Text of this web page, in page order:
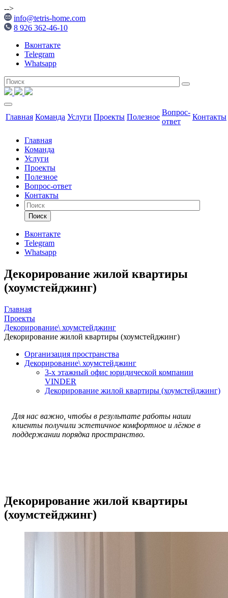
-->
info@tetris-home.com
8 926 362-46-10
Вконтакте
Telegram
Whatsapp
Главная Команда Услуги Проекты Полезное
Вопрос-
ответ
Контакты
Главная
Команда
Услуги
Проекты
Полезное
Вопрос-ответ
Контакты
Поиск
Вконтакте
Telegram
Whatsapp
Декорирование жилой квартиры
(хоумстейджинг)
Главная
Проекты
Декорирование\ хоумстейджинг
Декорирование жилой квартиры (хоумстейджинг)
Организация пространства
Декорирование\ хоумстейджинг
3-х этажный офис юридической компании
VINDER
Декорирование жилой квартиры (хоумстейджинг)
Для нас важно, чтобы в результате работы наши
клиенты получили эстетичное комфортное и лёгкое в
поддержании порядка пространство.
Декорирование жилой квартиры
(хоумстейджинг)